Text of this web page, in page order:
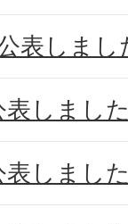
表しまし
表しまし
表しまし